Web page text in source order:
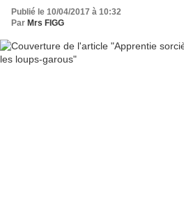
Publié le 10/04/2017 à 10:32
Par Mrs FIGG